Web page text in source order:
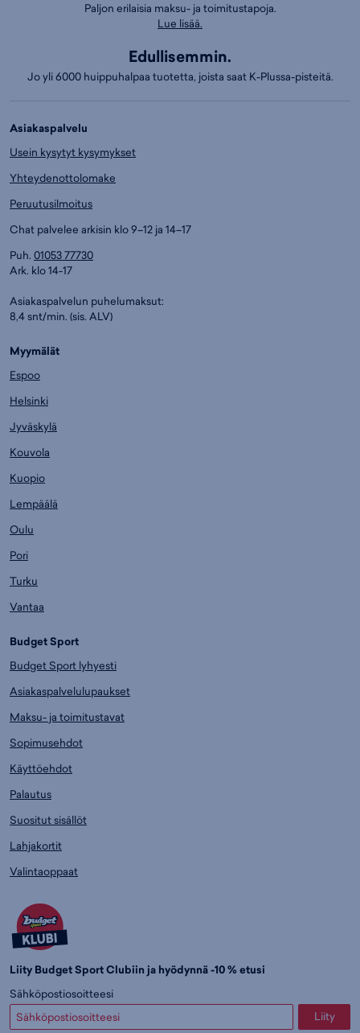
Paljon erilaisia maksu- ja toimitustapoja.
Lue lisää.
Edullisemmin.
Jo yli 6000 huippuhalpaa tuotetta, joista saat K-Plussa-pisteitä.
Asiakaspalvelu
Usein kysytyt kysymykset
Yhteydenottolomake
Peruutusilmoitus
Chat palvelee arkisin klo 9–12 ja 14–17
Puh. 01053 77730
Ark. klo 14-17
Asiakaspalvelun puhelumaksut:
8,4 snt/min. (sis. ALV)
Myymälät
Espoo
Helsinki
Jyväskylä
Kouvola
Kuopio
Lempäälä
Oulu
Pori
Turku
Vantaa
Budget Sport
Budget Sport lyhyesti
Asiakaspalvelulupaukset
Maksu- ja toimitustavat
Sopimusehdot
Käyttöehdot
Palautus
Suositut sisällöt
Lahjakortit
Valintaoppaat
Liity Budget Sport Clubiin ja hyödynnä -10 % etusi
Sähköpostiosoitteesi
Liity